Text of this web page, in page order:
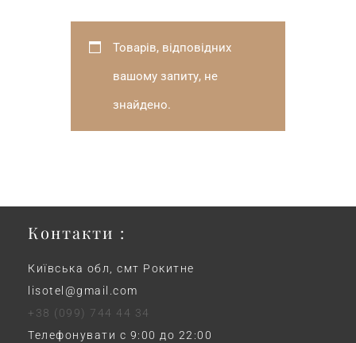
Товарів, відповідних
вашому запиту, не
знайдено.
Контакти :
Київська обл, смт Рокитне
lisotel@gmail.com
+38 (099) 744 44 34
Телефонувати с 9:00 до 22:00